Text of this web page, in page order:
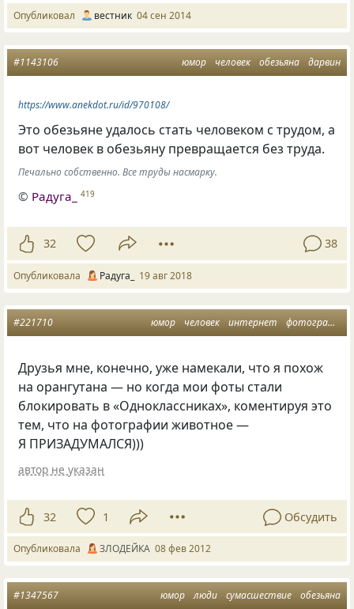
Опубликовал вестник 04 сен 2014
юмор человек обезьяна дарвин
#1143106
https://www.anekdot.ru/id/970108/
Это обезьяне удалось стать человеком с трудом, а
вот человек в обезьяну превращается без труда.
Печально собственно. Все труды насмарку.
© Радуга_ 419
32 38
Опубликовала Радуга_ 19 авг 2018
юмор человек интернет фотография
#221710
Друзья мне, конечно, уже намекали, что я похож
на орангутана — но когда мои фоты стали
блокировать в «Одноклассниках», коментируя это
тем, что на фотографии животное —
Я ПРИЗАДУМАЛСЯ)))
автор не указан
32 1 Обсудить
Опубликовала ЗЛОДЕЙКА 08 фев 2012
юмор люди сумасшествие обезьяна
#1347567